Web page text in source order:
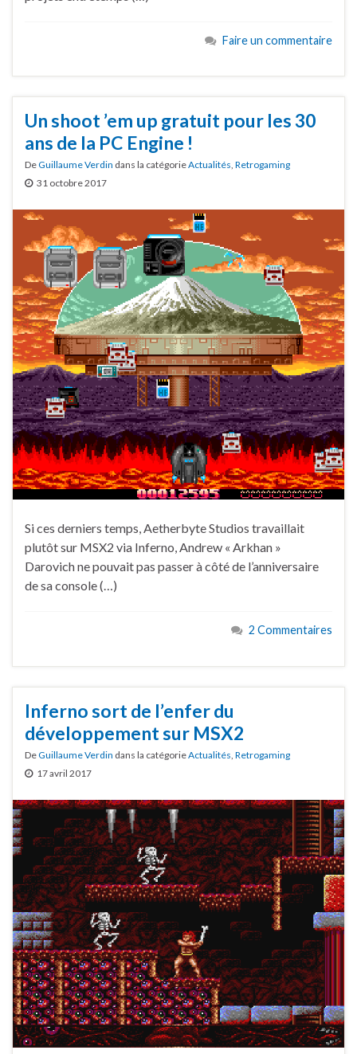
Faire un commentaire
Un shoot ’em up gratuit pour les 30
ans de la PC Engine !
DeGuillaume Verdin dans la catégorieActualités, Retrogaming
31 octobre 2017
Si ces derniers temps, Aetherbyte Studios travaillait
plutôt sur MSX2 via Inferno, Andrew « Arkhan »
Darovich ne pouvait pas passer à côté de l’anniversaire
de sa console (…)
2 Commentaires
Inferno sort de l’enfer du
développement sur MSX2
DeGuillaume Verdin dans la catégorieActualités Retrogaming
17 avril 2017